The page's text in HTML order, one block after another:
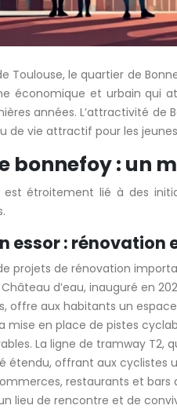
Toulouse, le quartier de
économique et urbain qui
années. L’attractivité
de vie attractif pour les
bonnefoy : un
est étroitement lié à des
essor : rénovation
projets de rénovation
d’eau, inauguré en
offre aux habitants un
mise en place de pistes
La ligne de tramway T2,
étendu, offrant aux cyclistes
restaurants et
lieu de rencontre et de